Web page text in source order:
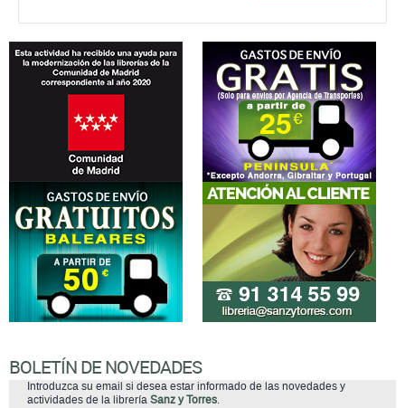
BOLETÍN DE NOVEDADES
Introduzca su email si desea estar informado de las novedades y
actividades de la librería Sanz y Torres.